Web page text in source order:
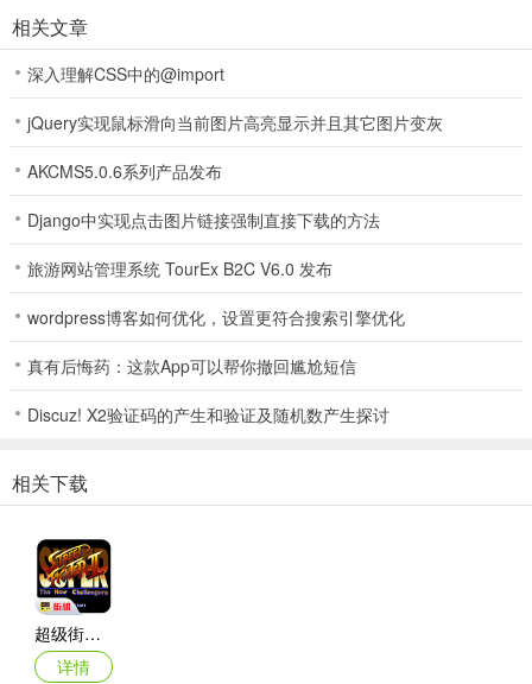
超级街头霸王2金手指最新安卓版功能
热血与激情。
2、隐藏要素丰富，大量秘籍玩法多样，探索发现更多惊喜，增添游戏
乐趣。
3、视听与系统革新，人物头像、背景音乐重制，引入连击破招机制。
4、必杀技调整强化，战斗策略更丰富，让每一场对决都充满变数与挑
战。
5、鼓励玩家深入研究角色，掌握连招、运用系统，提升格斗技巧与策
略。
超级街头霸王2金手指最新安卓版使用说明
1. 下载安装：在正规渠道下载“超级街头霸王2金手指最新安卓版”，确
保安装来源安全可靠。
相关文章
深入理解CSS中的@import
jQuery实现鼠标滑向当前图片高亮显示并且其它图片变灰
AKCMS5.0.6系列产品发布
Django中实现点击图片链接强制直接下载的方法
旅游网站管理系统 TourEx B2C V6.0 发布
wordpress博客如何优化，设置更符合搜索引擎优化
真有后悔药：这款App可以帮你撤回尴尬短信
Discuz! X2验证码的产生和验证及随机数产生探讨
相关下载
超级街头霸王2最新版
详情